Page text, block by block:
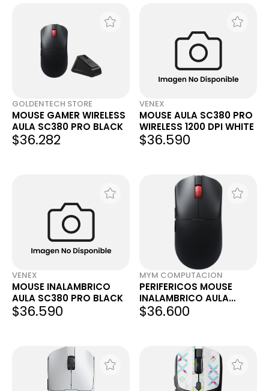
GOLDENTECH STORE
MOUSE GAMER WIRELESS
AULA SC380 PRO BLACK
$36.282
VENEX
MOUSE AULA SC380 PRO
WIRELESS 1200 DPI WHITE
$36.590
VENEX
MOUSE INALAMBRICO
AULA SC380 PRO BLACK
$36.590
MYM COMPUTACION
PERIFERICOS MOUSE
INALAMBRICO AULA
SC380 PRO BLACK BT
GAMER C/BASE
$36.600